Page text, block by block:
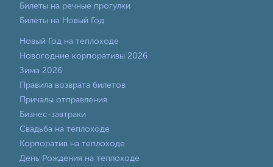
Билеты на речные прогулки
Билеты на Новый Год
Новый Год на теплоходе
Новогодние корпоративы 2026
Зима 2026
Правила возврата билетов
Причалы отправления
Бизнес-завтраки
Свадьба на теплоходе
Корпоратив на теплоходе
День Рождения на теплоходе